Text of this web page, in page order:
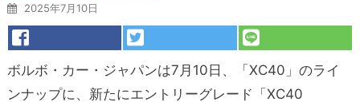
2025年7月10日
ボルボ・カー・ジャパンは7月10日、「XC40」のライ
ンナップに、新たにエントリーグレード「XC40